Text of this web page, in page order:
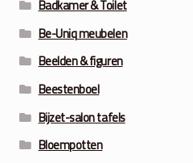
Badkamer & Toilet
Be-Uniq meubelen
Beelden & figuren
Beestenboel
Bijzet-salon tafels
Bloempotten